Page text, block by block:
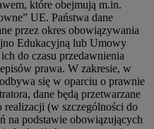
które obejmują m.in.
UE. Państwa dane
przez okres obowiązywania
Edukacyjną lub Umowy
do czasu przedawnienia
prawa. W zakresie, w
się w oparciu o prawnie
dane będą przetwarzane
realizacji (w szczególności do
na podstawie obowiązujących